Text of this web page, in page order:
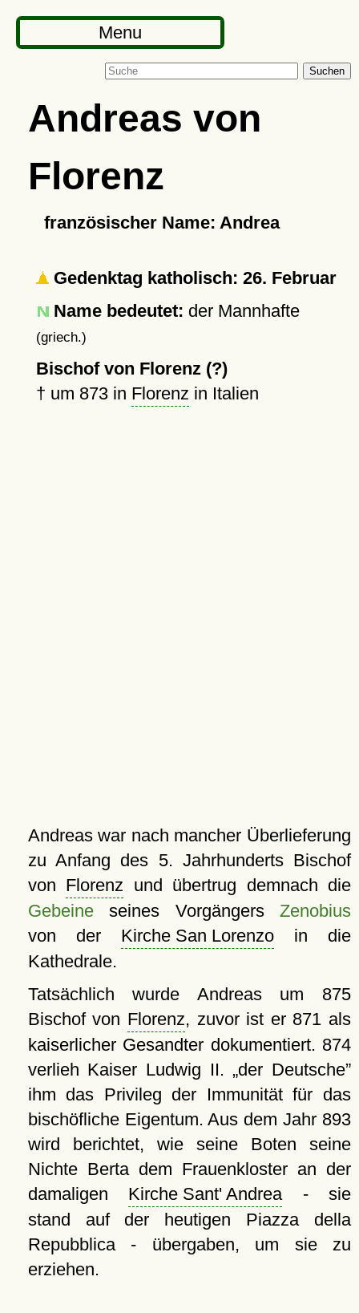
Menu
Suchen
Andreas von
Florenz
französischer Name: Andrea
Gedenktag katholisch: 26. Februar
Name bedeutet: der Mannhafte
(griech.)
Bischof von Florenz (?)
† um 873in Florenz in Italien
Andreas war nach mancher Überlieferung
zu Anfang des 5. Jahrhunderts Bischof
von Florenz und übertrug demnach die
Gebeineseines Vorgängers Zenobius
von der Kirche San Lorenzoin die
Kathedrale.
Tatsächlich wurde Andreas um 875
Bischof von Florenz, zuvor ist er 871 als
kaiserlicher Gesandter dokumentiert. 874
verlieh Kaiser Ludwig II. der Deutsche
ihm das Privileg der Immunität für das
bischöfliche Eigentum. Aus dem Jahr 893
wird berichtet, wie seine Boten seine
Nichte Berta dem Frauenkloster an der
damaligen Kirche Sant' Andrea- sie
stand auf der heutigen Piazza della
Repubblica - übergaben, um sie zu
erziehen.